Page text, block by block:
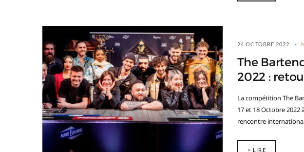
24 OCTOBRE 2022
The
2022 :
La compétition The
17 et 18 Octobre 2022
rencontre
> LIRE